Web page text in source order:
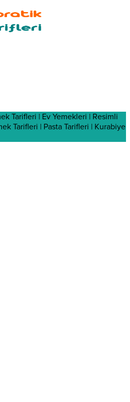
Tarifleri | Ev Yemekleri | Resimli
Tarifleri | Pasta Tarifleri | Kurabiye